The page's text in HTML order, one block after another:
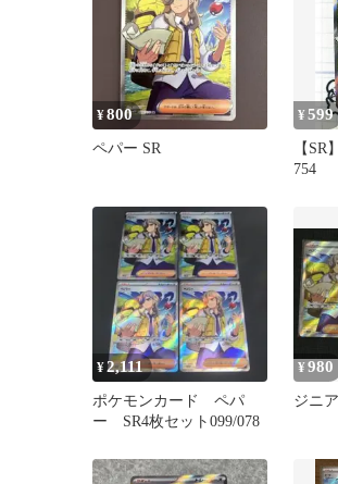
¥800
ペパー SR
¥599
【
754
¥2,111
ポケモンカード ペパ
ー SR4枚セット099/078
¥980
ジニ